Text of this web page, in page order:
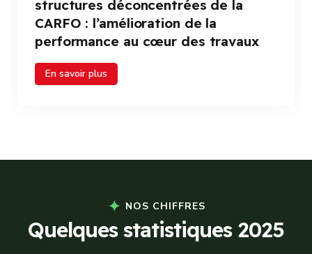
félicite le lauréat du Prix spécial
CARFO à la SNC 2026
NOS CHIFFRES
Quelques statistiques 2025